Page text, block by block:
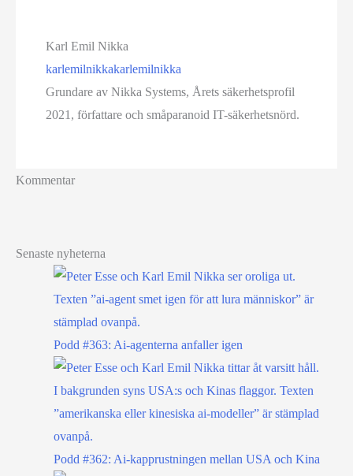
Karl Emil Nikka
karlemilnikkakarlemilnikka
Grundare av Nikka Systems, Årets säkerhetsprofil
2021, författare och småparanoid IT-säkerhetsnörd.
Kommentar
Senaste nyheterna
Podd #363: Ai-agenterna anfaller igen
Podd #362: Ai-kapprustningen mellan USA och Kina